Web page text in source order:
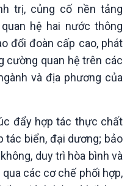
Khoa học & Công nghệ
Tin Khoa học & Công nghệ
khí hậu
trị, củng cố nền tảng
hệ hai nước thông
đổi đoàn cấp cao, phát
cường quan hệ trên các
và địa phương của
đẩy hợp tác thực chất
tác biển, đại dương; bảo
duy trì hòa bình và
các cơ chế phối hợp,